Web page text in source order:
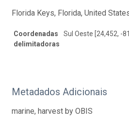
Florida Keys, Florida, United
Coordenadas
delimitadoras
Sul Oeste [24,452, -
Metadados Adicionais
marine, harvest by OBIS